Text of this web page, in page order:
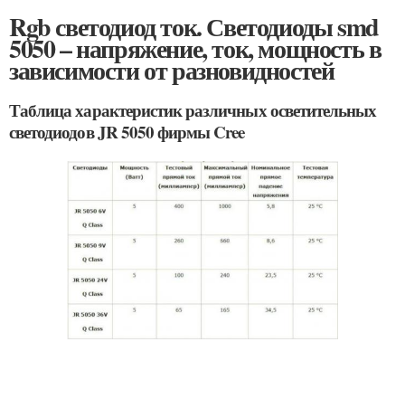
Rgb светодиод ток. Светодиоды smd
5050 – напряжение, ток, мощность в
зависимости от разновидностей
Таблица характеристик различных осветительных
светодиодов JR 5050 фирмы Cree